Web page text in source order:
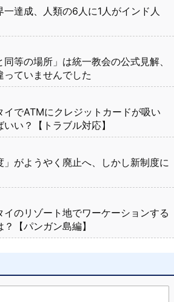
達成、人類の6人に1人がインド人
同等の場所」は統一教会の公式見解、
ていませんでした
イでATMにクレジットカードが吸い
い？【トラブル対応】
」がようやく廃止へ、しかし新制度に
イのリゾート地でワーケーションする
【パンガン島編】